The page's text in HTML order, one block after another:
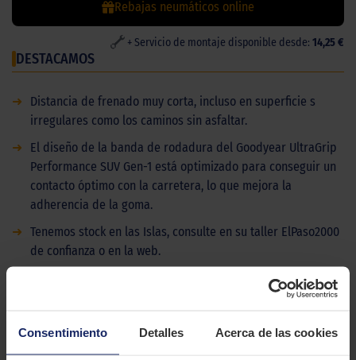
Consentimiento Detalles Acerca de las cookies
Rebajas neumáticos online
+ Servicio de montaje disponible desde: 14,25 €
DESTACAMOS
➜
Distancia de frenado muy corta, incluso en superficie s
irregulares como los caminos sin asfaltar.
➜
El diseño de la banda de rodadura del Goodyear UltraGrip
Performance SUV Gen-1 está optimizado para conseguir un
contacto óptimo con la carretera, lo que mejora la
adherencia de la goma.
➜ Tenemos stock en las Islas, consulte en su taller ElPaso2000
de confianza o en la web.